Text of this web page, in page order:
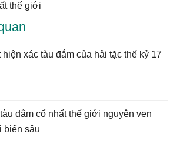
thế giới
hiện xác tàu đắm của hải tặc thế kỷ 17
đắm cổ nhất thế giới nguyên vẹn
biển sâu